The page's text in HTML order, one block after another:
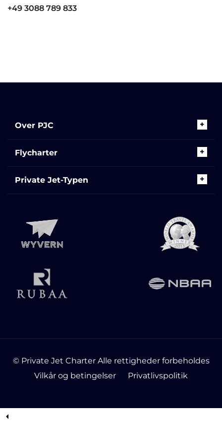
+49 3088 789 833
Over PJC
Flycharter
Private Jet-Typen
© Private Jet Charter Alle rettigheder forbeholdes
Vilkår og betingelser
Privatlivspolitik